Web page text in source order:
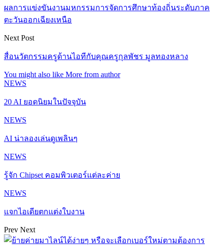
ผลการแข่งขันงานมหกรรมการจัดการศึกษาท้องถิ่นระดับภาค
ตะวันออกเฉียงเหนือ
Next Post
สื่อนวัตกรรมครูด้านไอทีกับคุณครูกุลพัชร มูลทองหลาง
You might also like More from author
NEWS
20 AI ยอดนิยมในปัจจุบัน
NEWS
AI น่าลองเล่นดูเพลินๆ
NEWS
รู้จัก Chipset คอมพิวเตอร์แต่ละค่าย
NEWS
แจกไอเดียตกแต่งใบงาน
Prev Next